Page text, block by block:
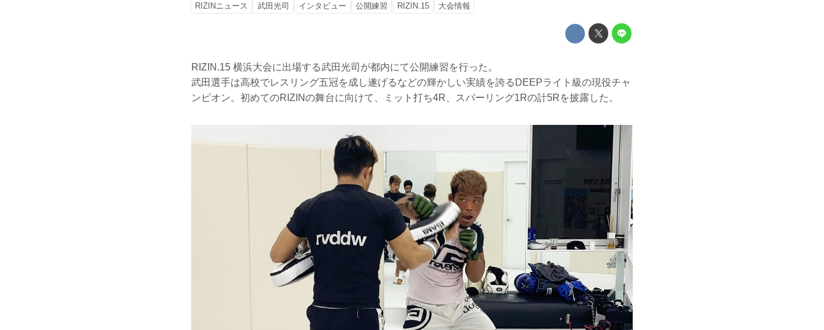
RIZINニュース 武田光司 インタビュー 公開練習 RIZIN.15 大会情報
RIZIN.15 横浜大会に出場する武田光司が都内にて公開練習を行った。
武田選手は高校でレスリング五冠を成し遂げるなどの輝かしい実績を誇るDEEPライト級の現役チャ
ンピオン。初めてのRIZINの舞台に向けて、ミット打ち4R、スパーリング1Rの計5Rを披露した。